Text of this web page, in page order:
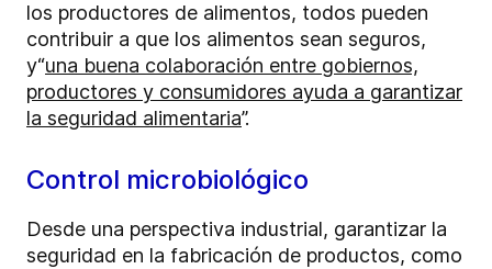
los productores de alimentos, todos pueden
contribuir a que los alimentos sean seguros,
y“una buena colaboración entre gobiernos,
productores y consumidores ayuda a garantizar
la seguridad alimentaria”.
Control microbiológico
Desde una perspectiva industrial, garantizar la
seguridad en la fabricación de productos, como